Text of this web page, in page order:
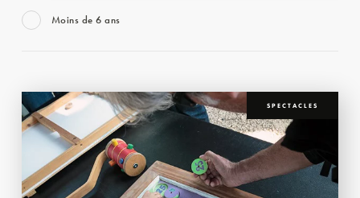
Moins de 6 ans
SPECTACLES